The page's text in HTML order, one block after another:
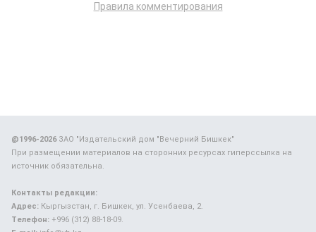
Правила комментирования
@1996-2026ЗАО "Издательский дом "Вечерний Бишкек"
При размещении материалов на сторонних ресурсах гиперссылка на
источник обязательна.
Контакты редакции:
Адрес: Кыргызстан, г. Бишкек, ул. Усенбаева, 2.
Телефон: +996 (312) 88-18-09.